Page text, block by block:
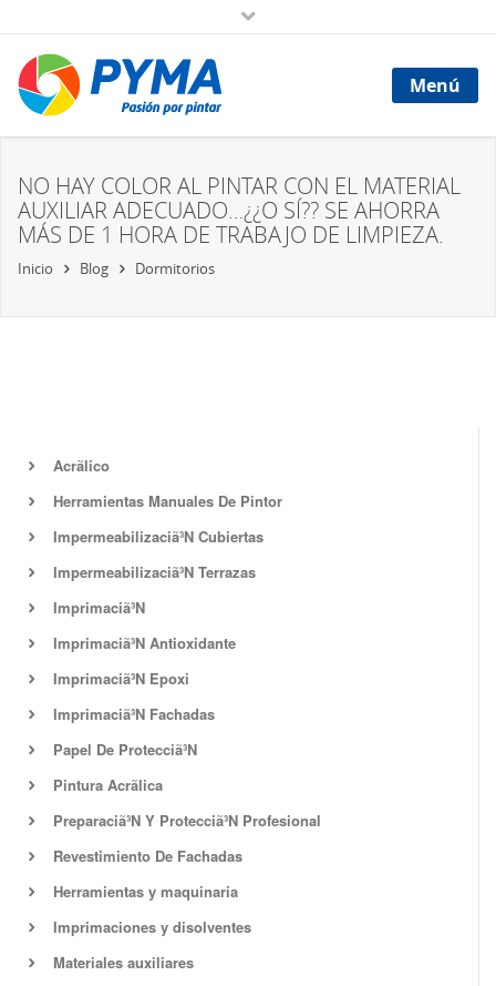
Menú
NO HAY COLOR AL PINTAR CON EL MATERIAL
AUXILIAR ADECUADO…¿¿O SÍ?? SE AHORRA
MÁS DE 1 HORA DE TRABAJO DE LIMPIEZA.
Inicio Blog Dormitorios
Acrã­lico
Herramientas Manuales De Pintor
Impermeabilizaciã³N Cubiertas
Impermeabilizaciã³N Terrazas
Imprimaciã³N
Imprimaciã³N Antioxidante
Imprimaciã³N Epoxi
Imprimaciã³N Fachadas
Papel De Protecciã³N
Pintura Acrã­lica
Preparaciã³N Y Protecciã³N Profesional
Revestimiento De Fachadas
Herramientas y maquinaria
Imprimaciones y disolventes
Materiales auxiliares